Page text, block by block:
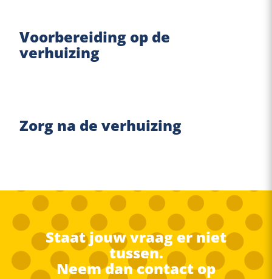
Voorbereiding op de
verhuizing
Zorg na de verhuizing
Staat jouw vraag er niet
tussen.
Neem dan contact op